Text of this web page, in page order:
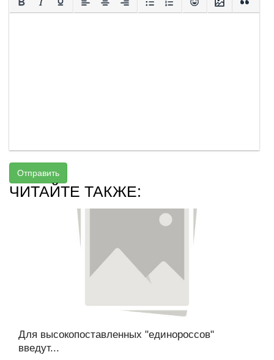
Отправить
ЧИТАЙТЕ ТАКЖЕ:
Для высокопоставленных "единороссов"
введут...